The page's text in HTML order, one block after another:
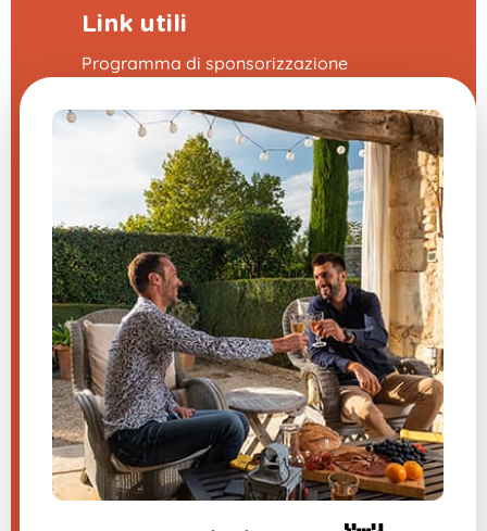
Link utili
Programma di sponsorizzazione
CGV
Note legali
Contattaci
Impostazioni cookie
Hai una domanda su uno dei
nostri prodotti?
Inviateci un messaggio, vi risponderemo
al più presto.
​